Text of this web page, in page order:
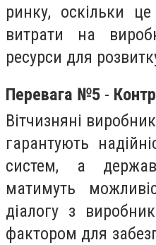
ринку, оскільки
витрати на
ресурси для
Перевага №5 -
Вітчизняні
гарантують
систем, а
матимуть
діалогу з
фактором для